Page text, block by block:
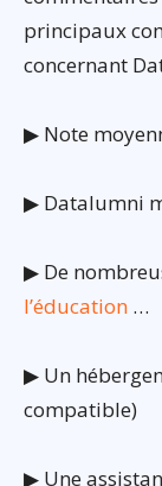
principaux
concernant
▶ Note
▶ Datalumni
▶ De
l’éducation …
▶ Un
compatible)
▶ Une